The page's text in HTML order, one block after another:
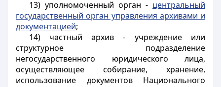
13) уполномоченный орган - центральный
государственный орган управления архивами и
документацией;
14) частный архив - учреждение или
структурное подразделение
негосударственного юридического лица,
осуществляющее собирание, хранение,
использование документов Национального